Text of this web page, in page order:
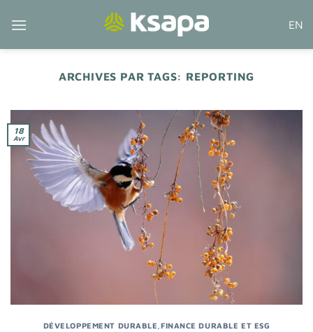
EN
ARCHIVES PAR TAGS: REPORTING
18
Avr
DÉVELOPPEMENT DURABLE FINANCE DURABLE ET ESG